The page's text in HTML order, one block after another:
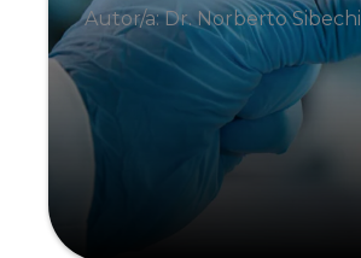
Autor/a: Dr. Norberto Sibechi